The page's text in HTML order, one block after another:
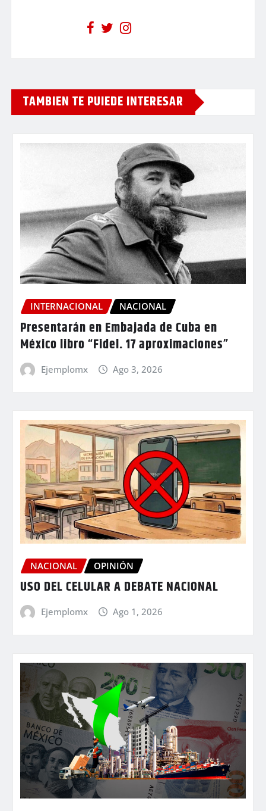
TAMBIEN TE PUIEDE INTERESAR
INTERNACIONAL NACIONAL
Presentarán en Embajada de Cuba en
México libro “Fidel. 17 aproximaciones”
Ejemplomx Ago 3, 2026
NACIONAL OPINIÓN
USO DEL CELULAR A DEBATE NACIONAL
Ejemplomx Ago 1, 2026